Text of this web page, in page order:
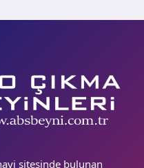
sitesinde bulunan